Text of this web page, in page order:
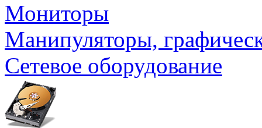
Мониторы
Манипуляторы,
Сетевое оборудование